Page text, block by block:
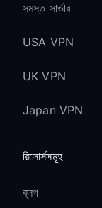
সমস্ত সার্ভার
USA VPN
UK VPN
Japan VPN
রিসোর্সসমূহ
ব্লগ